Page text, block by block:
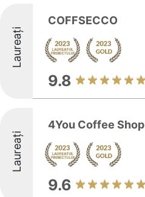
Laureați
COFFSECCO
9.8
Laureați
4You Coffee Shop
9.6